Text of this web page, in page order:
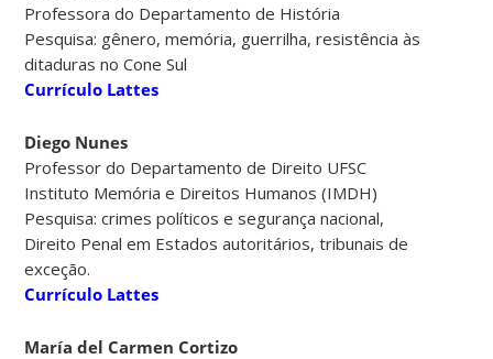
Professora do Departamento de História
Pesquisa: gênero, memória, guerrilha, resistência às
ditaduras no Cone Sul
Currículo Lattes
Diego Nunes
Professor do Departamento de Direito UFSC
Instituto Memória e Direitos Humanos (IMDH)
Pesquisa: crimes políticos e segurança nacional,
Direito Penal em Estados autoritários, tribunais de
exceção.
Currículo Lattes
María del Carmen Cortizo